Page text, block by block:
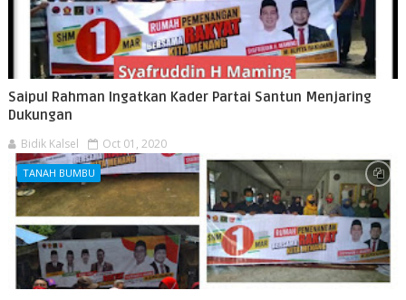
Saipul Rahman Ingatkan Kader Partai Santun Menjaring
Dukungan
Bidik Kalsel Oct 01, 2020
TANAH BUMBU